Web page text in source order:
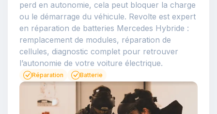
perd en autonomie, cela peut bloquer la charge
ou le démarrage du véhicule. Revolte est expert
en réparation de batteries Mercedes Hybride :
remplacement de modules, réparation de
cellules, diagnostic complet pour retrouver
l’autonomie de votre voiture électrique.
Réparation Batterie